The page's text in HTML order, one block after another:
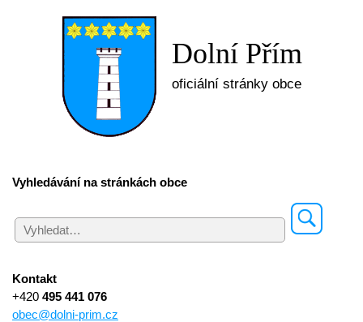
Dolní Přím
oficiální stránky obce
Vyhledávání na stránkách obce
Kontakt
+420 495 441 076
obec@dolni-prim.cz